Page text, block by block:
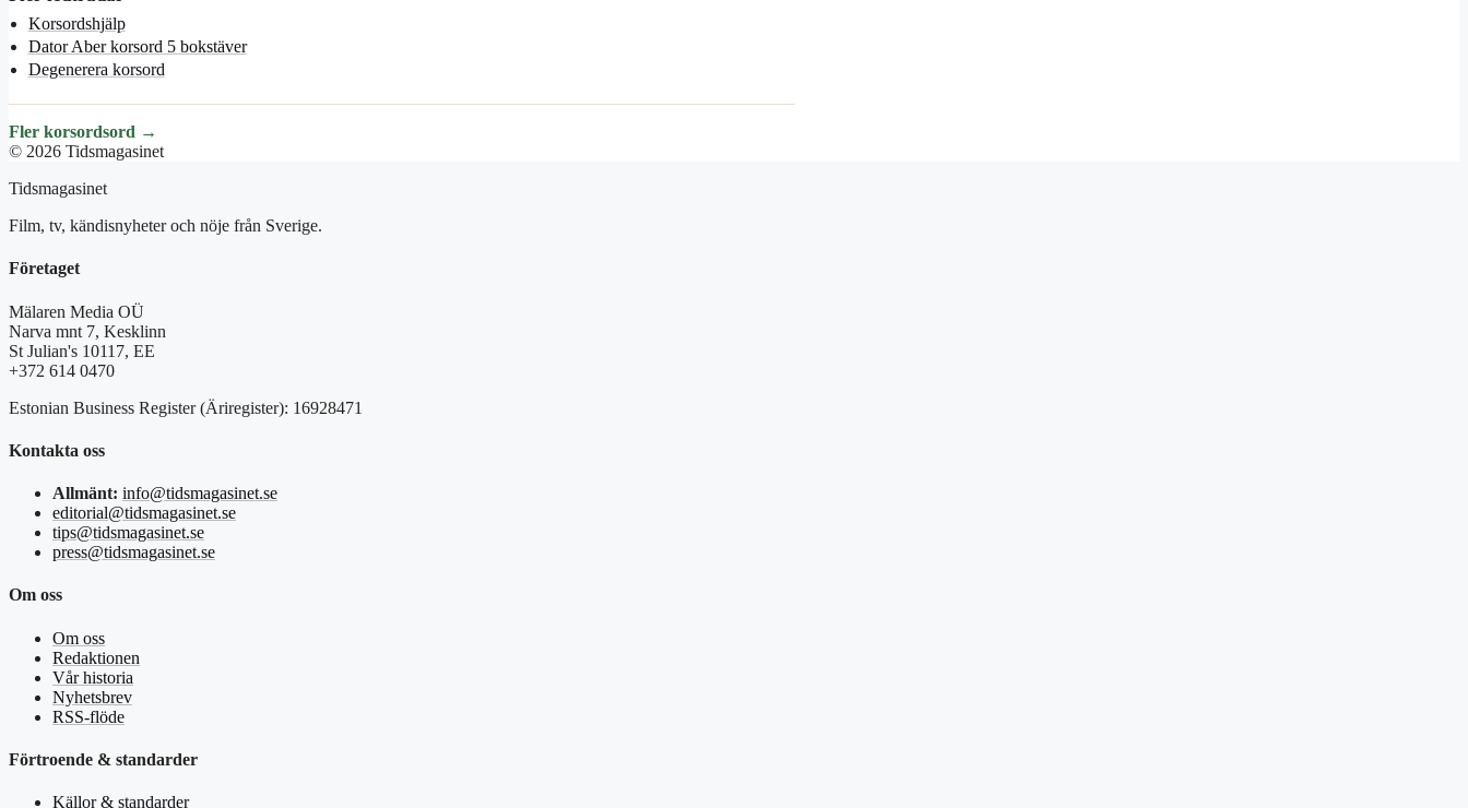
Korsordshjälp
Dator Aber korsord 5 bokstäver
Degenerera korsord
Fler korsordsord →
© 2026 Tidsmagasinet
Tidsmagasinet
Film, tv, kändisnyheter och nöje från Sverige.
Företaget
Mälaren Media OÜ
Narva mnt 7, Kesklinn
St Julian's 10117, EE
+372 614 0470
Estonian Business Register (Äriregister): 16928471
Kontakta oss
Allmänt: info@tidsmagasinet.se
editorial@tidsmagasinet.se
tips@tidsmagasinet.se
press@tidsmagasinet.se
Om oss
Om oss
Redaktionen
Vår historia
Nyhetsbrev
RSS-flöde
Förtroende & standarder
Källor & standarder